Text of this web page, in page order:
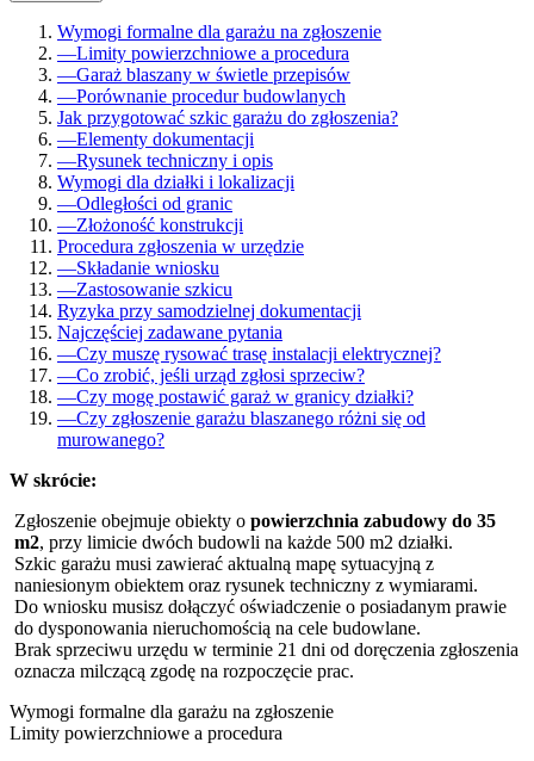
Wymogi formalne dla garażu na zgłoszenie
—Limity powierzchniowe a procedura
—Garaż blaszany w świetle przepisów
—Porównanie procedur budowlanych
Jak przygotować szkic garażu do zgłoszenia?
—Elementy dokumentacji
—Rysunek techniczny i opis
Wymogi dla działki i lokalizacji
—Odległości od granic
—Złożoność konstrukcji
Procedura zgłoszenia w urzędzie
—Składanie wniosku
—Zastosowanie szkicu
Ryzyka przy samodzielnej dokumentacji
Najczęściej zadawane pytania
—Czy muszę rysować trasę instalacji elektrycznej?
—Co zrobić, jeśli urząd zgłosi sprzeciw?
—Czy mogę postawić garaż w granicy działki?
—Czy zgłoszenie garażu blaszanego różni się od
murowanego?
W skrócie:
Zgłoszenie obejmuje obiekty o powierzchnia zabudowy do 35
m2, przy limicie dwóch budowli na każde 500 m2 działki.
Szkic garażu musi zawierać aktualną mapę sytuacyjną z
naniesionym obiektem oraz rysunek techniczny z wymiarami.
Do wniosku musisz dołączyć oświadczenie o posiadanym prawie
do dysponowania nieruchomością na cele budowlane.
Brak sprzeciwu urzędu w terminie 21 dni od doręczenia zgłoszenia
oznacza milczącą zgodę na rozpoczęcie prac.
Wymogi formalne dla garażu na zgłoszenie
Limity powierzchniowe a procedura